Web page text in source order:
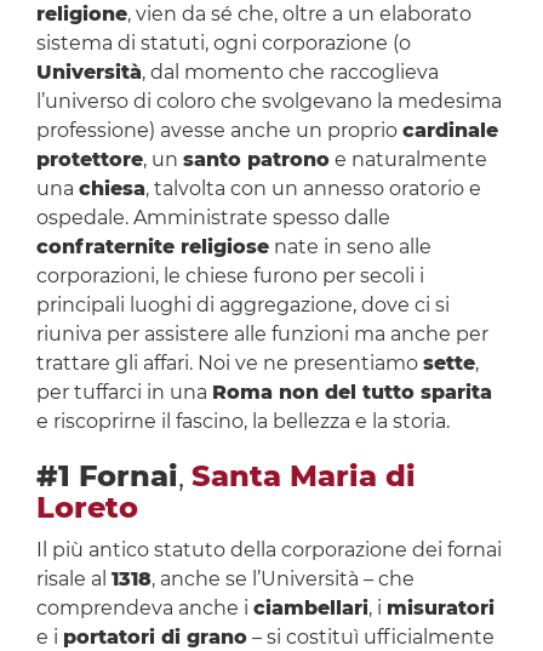
religione, vien da sé che, oltre a un elaborato
sistema di statuti, ogni corporazione (o
Università, dal momento che raccoglieva
l’universo di coloro che svolgevano la medesima
professione) avesse anche un proprio cardinale
protettore, un santo patronoe naturalmente
una chiesa, talvolta con un annesso oratorio e
ospedale. Amministrate spesso dalle
confraternite religiosenate in seno alle
corporazioni, le chiese furono per secoli i
principali luoghi di aggregazione, dove ci si
riuniva per assistere alle funzioni ma anche per
trattare gli affari. Noi ve ne presentiamo sette,
per tuffarci in una Roma non del tutto sparita
e riscoprirne il fascino, la bellezza e la storia.
#1 Fornai, Santa Maria di
Loreto
Il più antico statuto della corporazione dei fornai
risale al 1318, anche se l’Università – che
comprendeva anche i ciambellari, i misuratori
e i portatori di grano– si costituì ufficialmente